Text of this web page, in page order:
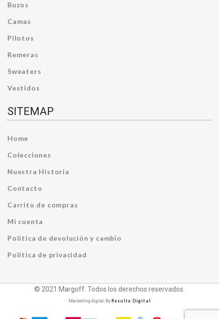
Buzos
Camas
Pilotos
Remeras
Sweaters
Vestidos
SITEMAP
Home
Colecciones
Nuestra Historia
Contacto
Carrito de compras
Mi cuenta
Política de devolución y cambio
Política de privacidad
© 2021 Margoff. Todos los derechos reservados.
Marketing digital By Resulta Digital